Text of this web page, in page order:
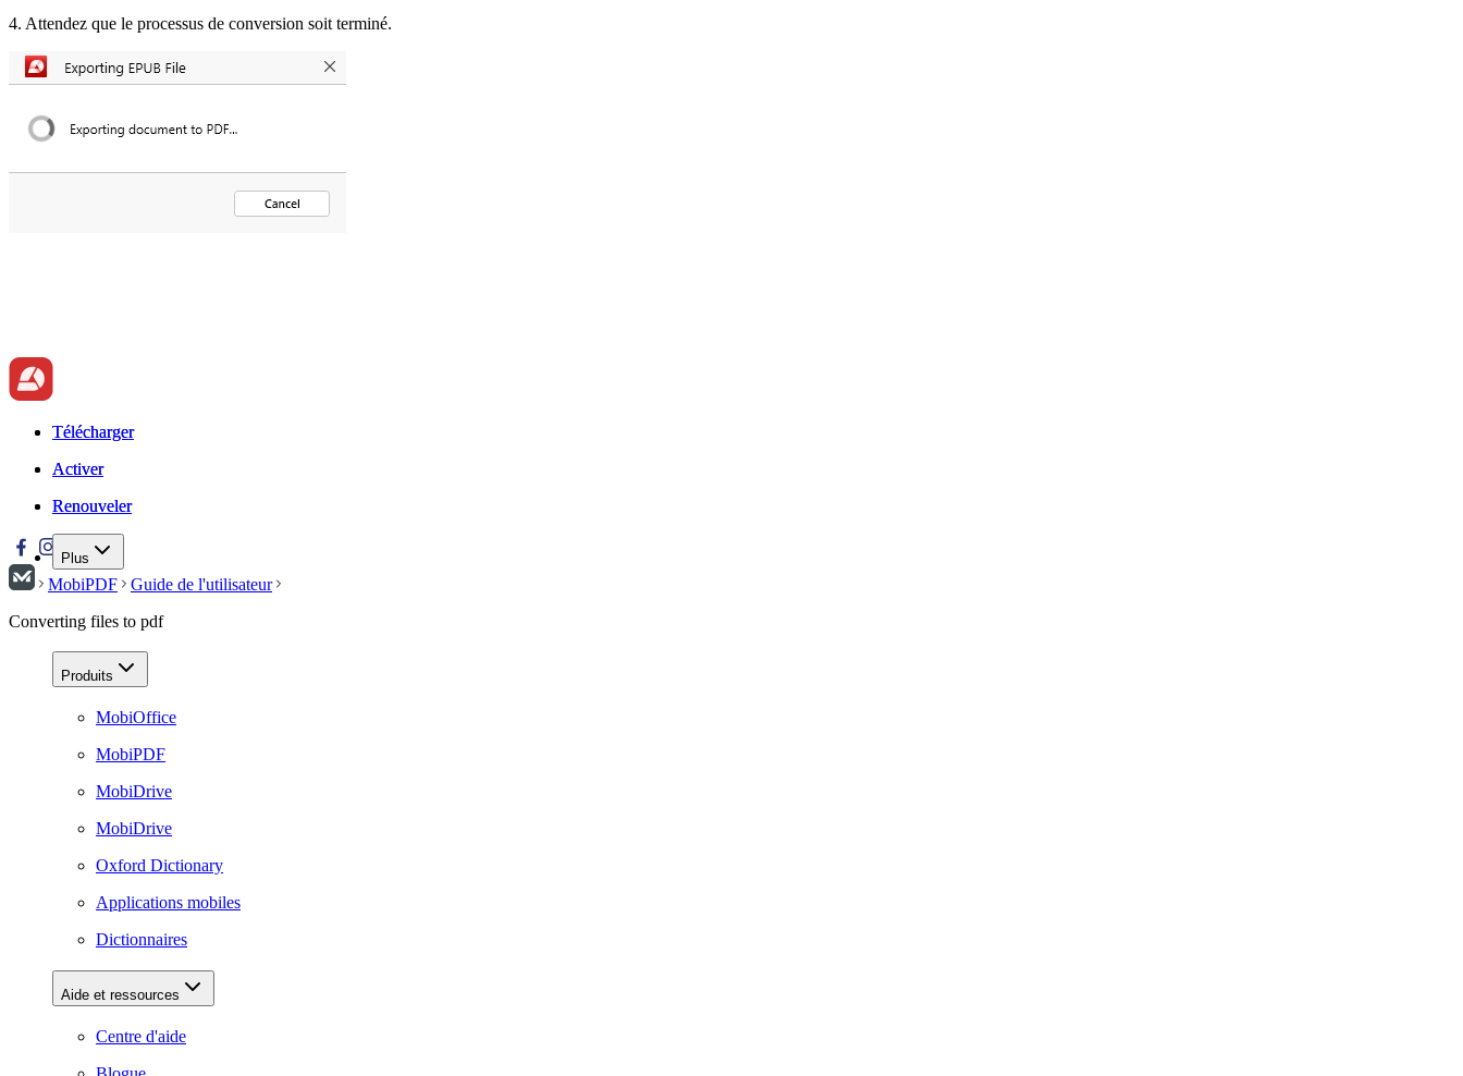
4. Attendez que le processus de conversion soit terminé.
Télécharger
Activer
Renouveler
Plus
Télécharger
Activer
Renouveler
MobiPDF
Guide de l'utilisateur
Converting files to pdf
Produits
MobiOffice
MobiPDF
MobiDrive
MobiDrive
Oxford Dictionary
Applications mobiles
Dictionnaires
Aide et ressources
Centre d'aide